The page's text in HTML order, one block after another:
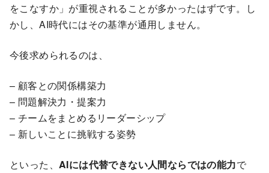
をこなすか」が重視されることが多かったはずです。し
かし、AI時代にはその基準が通用しません。
今後求められるのは、
– 顧客との関係構築力
– 問題解決力・提案力
– チームをまとめるリーダーシップ
– 新しいことに挑戦する姿勢
といった、 AIには代替できない人間ならではの能力で